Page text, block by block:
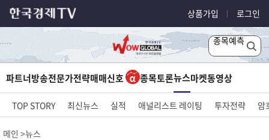
상품가입 로그인
종목예측
파트너방송전문가전략매매신호 종목토론뉴스마켓동영상
TOP STORY 최신뉴스 실적 애널리스트 레이팅 투자전략 암
메인 뉴스